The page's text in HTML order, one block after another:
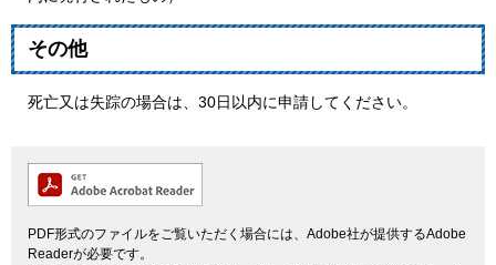
その他
死亡又は失踪の場合は、30日以内に申請してください。​
PDF形式のファイルをご覧いただく場合には、Adobe社が提供するAdobe
Readerが必要です。